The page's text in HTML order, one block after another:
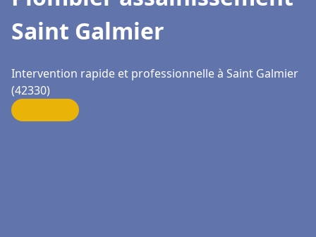
Saint Galmier
Intervention rapide et professionnelle à Saint Galmier
(42330)